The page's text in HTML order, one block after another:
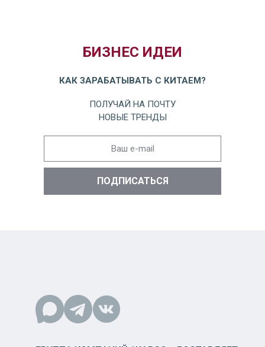
БИЗНЕС ИДЕИ
КАК ЗАРАБАТЫВАТЬ С КИТАЕМ?
ПОЛУЧАЙ НА ПОЧТУ
НОВЫЕ ТРЕНДЫ